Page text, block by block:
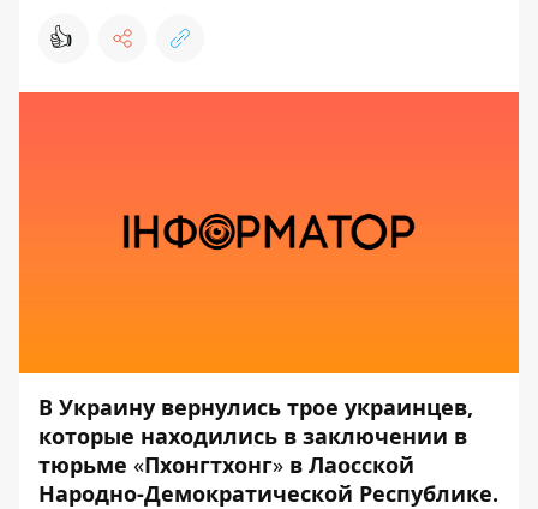
👍
В Украину вернулись трое украинцев,
которые находились в заключении в
тюрьме «Пхонгтхонг» в Лаосской
Народно-Демократической Республике.